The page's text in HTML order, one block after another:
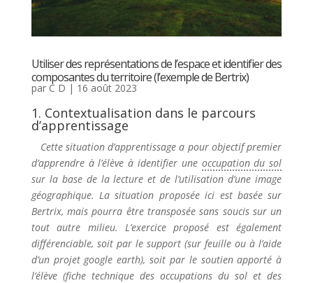
Utiliser des représentations de l’espace et identifier des
composantes du territoire (l’exemple de Bertrix)
par C D | 16 août 2023
1. Contextualisation dans le parcours
d’apprentissage
Cette situation d’apprentissage a pour objectif premier
d’apprendre à l’élève à identifier une occupation du sol
sur la base de la lecture et de l’utilisation d’une image
géographique. La situation proposée ici est basée sur
Bertrix, mais pourra être transposée sans soucis sur un
tout autre milieu. L’exercice proposé est également
différenciable, soit par le support (sur feuille ou à l’aide
d’un projet google earth), soit par le soutien apporté à
l’élève (fiche technique des occupations du sol et des